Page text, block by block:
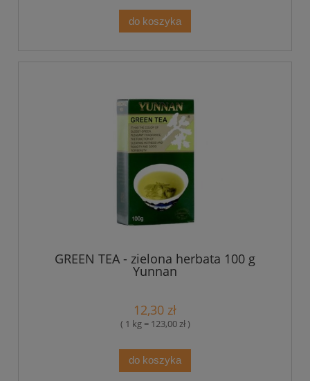
do koszyka
GREEN TEA - zielona herbata 100 g
Yunnan
12,30 zł
( 1 kg = 123,00 zł )
do koszyka